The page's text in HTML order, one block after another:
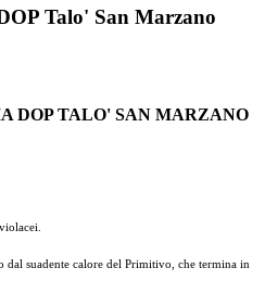
Talo' San Marzano
DOP TALO' SAN MARZANO
.
suadente calore del Primitivo, che termina in